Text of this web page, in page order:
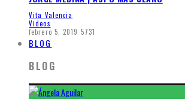
Vita Valencia
Videos
febrero 5, 2019 5731
BLOG
BLOG